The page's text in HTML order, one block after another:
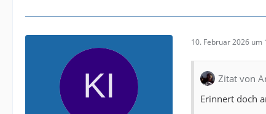
10. Februar 2026 um
Zitat von
Erinnert doch